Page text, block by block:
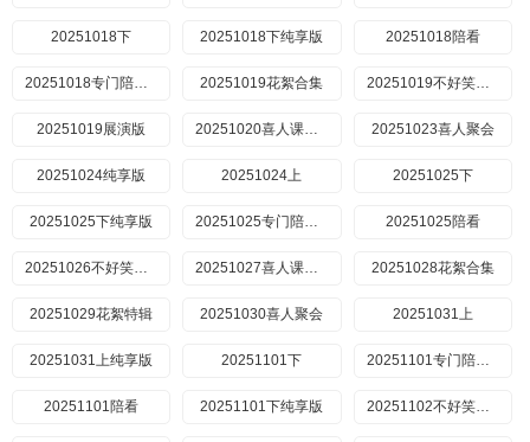
20251018下 20251018下纯享版 20251018陪看
20251019花絮合集 20251019不好笑惩罚室
20251019展演版 20251023喜人聚会
20251024纯享版 20251024上 20251025下
20251025下纯享版 20251025陪看
20251028花絮合集
20251029花絮特辑 20251030喜人聚会 20251031上
20251031上纯享版 20251101下 20251101专门陪你看
20251101陪看 20251101下纯享版 20251102不好笑惩罚室